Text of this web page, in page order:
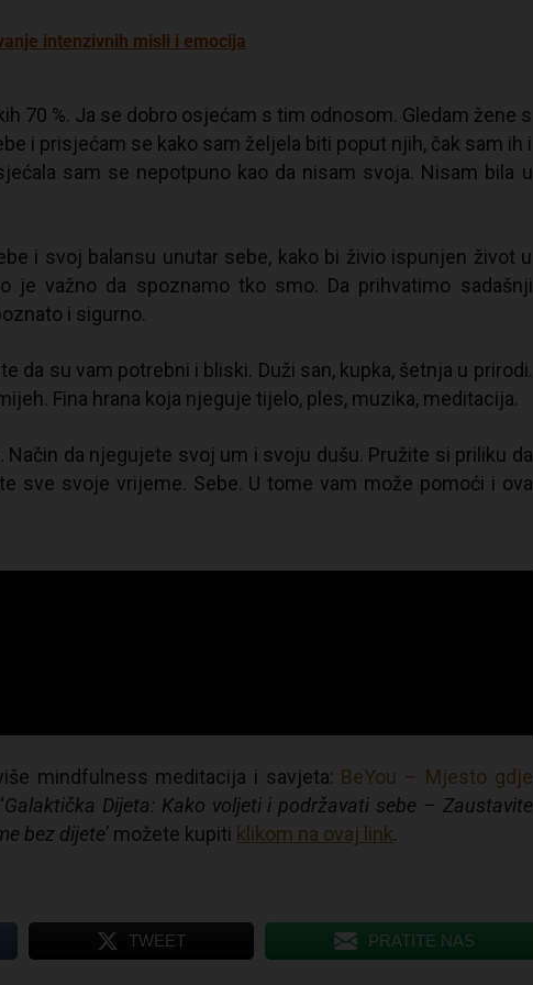
intenzivnih misli i emocija
70 %. Ja se dobro osjećam s tim odnosom. Gledam žene s
i prisjećam se kako sam željela biti poput njih, čak sam ih i
sam se nepotpuno kao da nisam svoja. Nisam bila u
i svoj balansu unutar sebe, kako bi živio ispunjen život u
je važno da spoznamo tko smo. Da prihvatimo sadašnji
i sigurno.
da su vam potrebni i bliski. Duži san, kupka, šetnja u prirodi.
Fina hrana koja njeguje tijelo, ples, muzika, meditacija.
da njegujete svoj um i svoju dušu. Pružite si priliku da
sve svoje vrijeme. Sebe. U tome vam može pomoći i ova
mindfulness meditacija i savjeta: BeYou – Mjesto gdje
Galaktička Dijeta: Kako voljeti i podržavati sebe – Zaustavite
bez dijete’ možete kupiti klikom na ovaj link.
TWEET PRATITE NAS